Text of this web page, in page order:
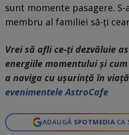
sunt momente pasagere.
membru al familiei să-ți
Vrei să afli ce-ți dezvăluie
energiile momentului și
a naviga cu ușurință în
evenimentele AstroCafe
ADAUGĂ SPOTMEDIA CA